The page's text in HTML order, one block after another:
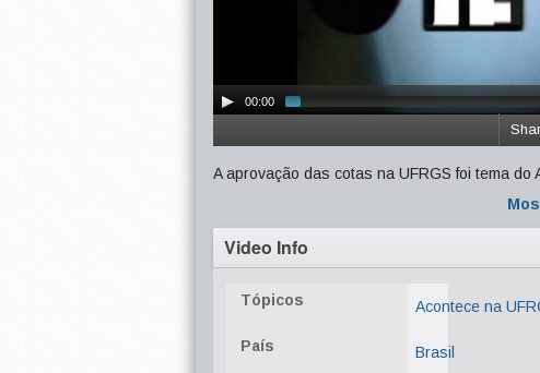
00:00
A aprovação das cotas na UFRGS foi tema do
Video Info
Tópicos Acontece na
País Brasil